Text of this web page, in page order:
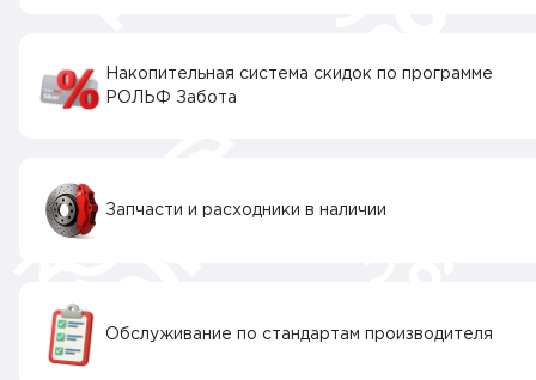
Накопительная система скидок по программе
РОЛЬФ Забота
Запчасти и расходники в наличии
Обслуживание по стандартам производителя